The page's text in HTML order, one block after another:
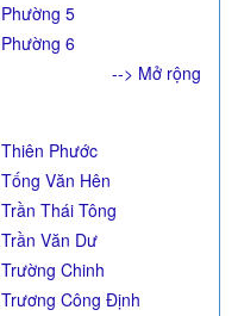
Phường 5
Phường 6
--> Mở rộng
Thiên Phước
Tống Văn Hên
Trần Thái Tông
Trần Văn Dư
Trường Chinh
Trương Công Định